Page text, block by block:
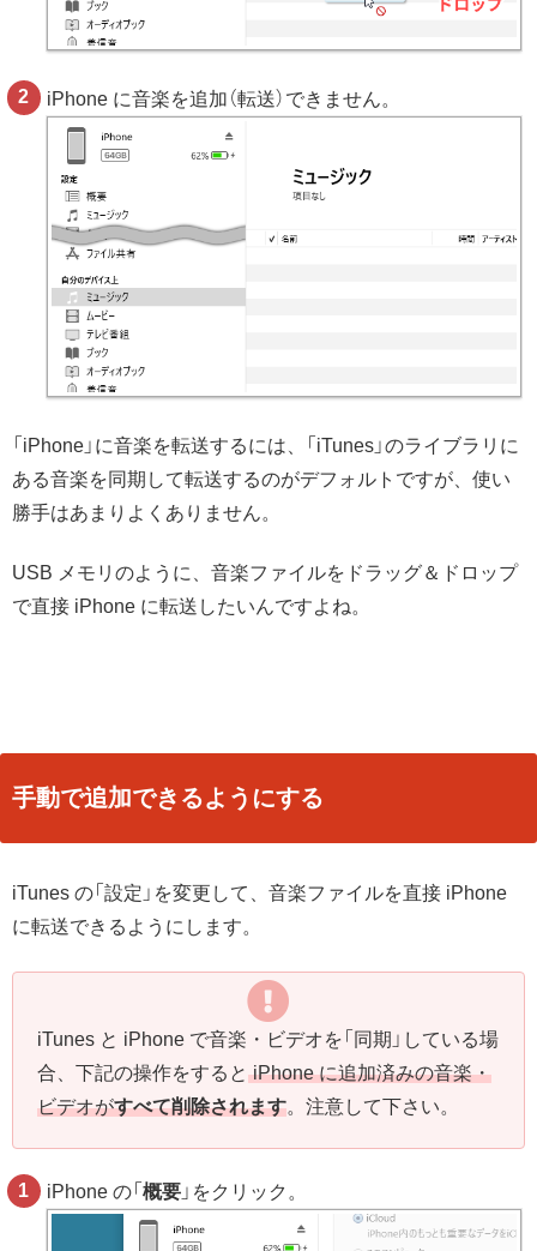
iPhone に音楽を追加（転送）できません。
「iPhone」に音楽を転送するには、「iTunes」のライブラリに
ある音楽を同期して転送するのがデフォルトですが、使い
勝手はあまりよくありません。
USB メモリのように、音楽ファイルをドラッグ＆ドロップ
で直接 iPhone に転送したいんですよね。
手動で追加できるようにする
iTunes の「設定」を変更して、音楽ファイルを直接 iPhone
に転送できるようにします。
iTunes と iPhone で音楽・ビデオを「同期」している場
合、下記の操作をするとiPhone に追加済みの音楽・
ビデオがすべて削除されます。注意して下さい。
iPhone の「概要 」をクリック。